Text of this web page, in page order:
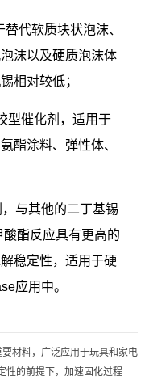
代软质块状泡沫、
沫以及硬质泡沫体
相对较低；
型催化剂，适用于
酯涂料、弹性体、
与其他的二丁基锡
酯反应具有更高的
稳定性，适用于硬
应用中。
材料，广泛应用于玩具和家电
性的前提下，加速固化过程